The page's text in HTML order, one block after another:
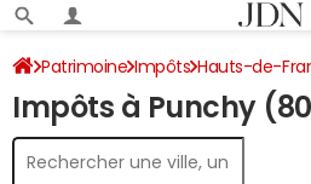
Patrimoine Impôts Hauts-de-
Impôt sur le revenu
Impôts à Punchy